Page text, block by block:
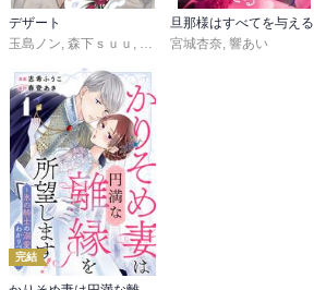
デザート
玉島ノン, 森下ｓｕｕ , 蟹沢ちひろ,旗谷澄生,
旦那様はすべてを与える
宮城杏奈, 響あい
完結